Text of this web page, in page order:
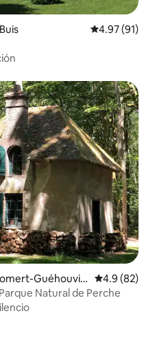
Calificación
4.97 (91)
Guéhouvill
Calificación
4.9 (82)
Natural de Perche